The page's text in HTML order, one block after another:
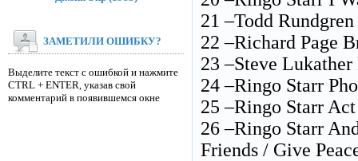
21 –Todd
22 –Richard Page
23 –Steve
24 –Ringo Starr
25 –Ringo Starr
26 –Ringo Starr
Friends / Give
ЗАМЕТИЛИ ОШИБКУ?
Выделите текст с ошибкой и нажмите
CTRL + ENTER, указав свой
комментарий в появившемся окне